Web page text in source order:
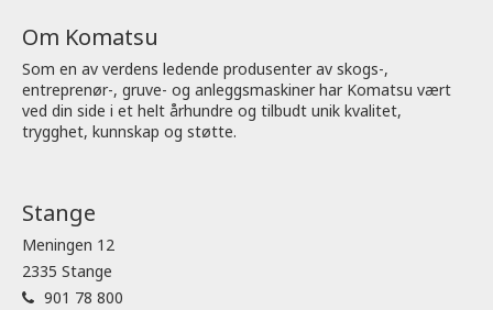
Om Komatsu
Som en av verdens ledende produsenter av skogs-,
entreprenør-, gruve- og anleggsmaskiner har Komatsu vært
ved din side i et helt århundre og tilbudt unik kvalitet,
trygghet, kunnskap og støtte.
Stange
Meningen 12
2335 Stange
901 78 800